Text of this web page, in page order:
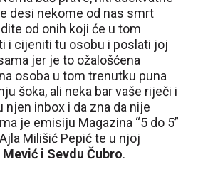
desi nekome od nas smrt
od onih koji će u tom
i cijeniti tu osobu i poslati joj
jer je to ožalošćena
osoba u tom trenutku puna
šoka, ali neka bar vaše riječi i
njen inbox i da zna da nije
je emisiju Magazina “5 do 5”
Milišić Pepić te u njoj
i Sevdu Čubro.